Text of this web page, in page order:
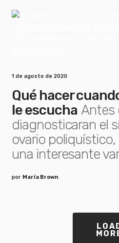
1 de agosto de 2020
Qué hacer
le escucha Antes
diagnosticaran el
ovario
una interesante
por María Brown